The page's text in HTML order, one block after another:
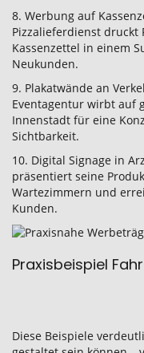
8. Werbung auf
Pizzalieferdienst druckt
Kassenzettel in einem
Neukunden.
9. Plakatwände an
Eventagentur wirbt auf
Innenstadt für eine
Sichtbarkeit.
10. Digital Signage in
präsentiert seine
Wartezimmern und
Kunden.
Praxisbeispiel
Diese Beispiele